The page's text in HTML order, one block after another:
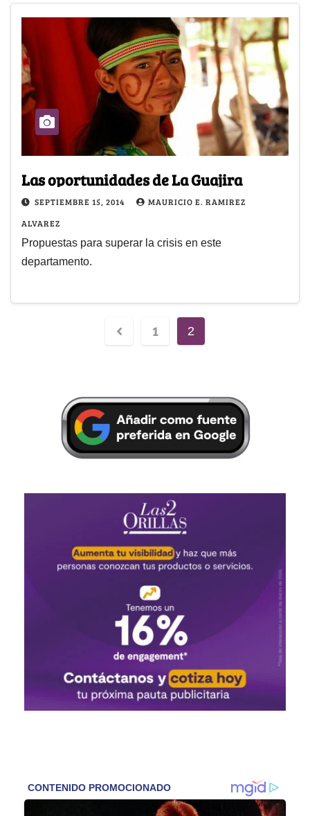
Las oportunidades de La Guajira
SEPTIEMBRE 15, 2014
MAURICIO E. RAMIREZ
ALVAREZ
Propuestas para superar la crisis en este
departamento.
1 2